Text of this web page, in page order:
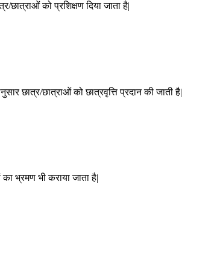
छात्राओं को प्रशिक्षण दिया जाता है|
छात्र/छात्राओं को छात्रवृत्ति प्रदान की जाती है|
भ्रमण भी कराया जाता है|